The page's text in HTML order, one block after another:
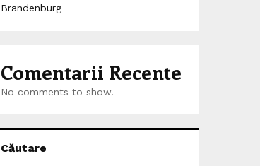
Brandenburg
Comentarii Recente
No comments to show.
Căutare